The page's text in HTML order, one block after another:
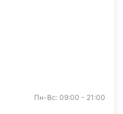
Пн-Вс: 09:00 - 21:00